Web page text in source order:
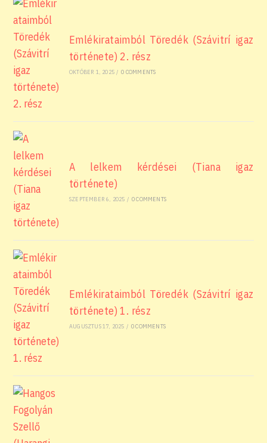
Emlékirataimból Töredék (Szávitrí igaz
története) 2. rész
OKTÓBER 1, 2025 / 0 COMMENTS
A lelkem kérdései (Tiana igaz
története)
SZEPTEMBER 6, 2025 / 0 COMMENTS
Emlékirataimból Töredék (Szávitrí igaz
története) 1. rész
AUGUSZTUS 17, 2025 / 0 COMMENTS